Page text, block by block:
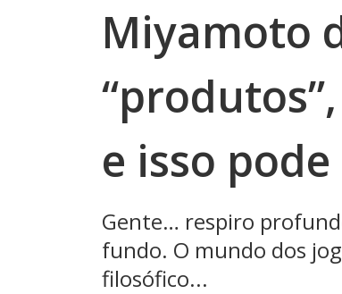
Miyamoto
e isso
Gente… respiro
fundo. O mundo dos
filosófico...